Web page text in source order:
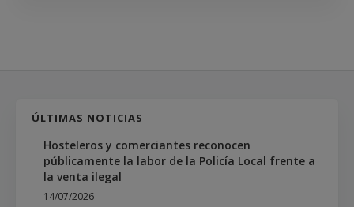
ÚLTIMAS NOTICIAS
Hosteleros y comerciantes reconocen
públicamente la labor de la Policía Local frente a
la venta ilegal
14/07/2026